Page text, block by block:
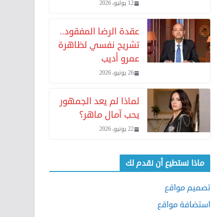
12 يوليو، 2026
عقدة الرضا المفقود..
تشريح نفسي لظاهرة
عمرو أديب
26 يونيو، 2026
لماذا لم يعد الجمهور
يحب آمال ماهر؟
22 يونيو، 2026
ماذا نستطيع أن نقدم لك
تصميم مواقع
استضافة مواقع